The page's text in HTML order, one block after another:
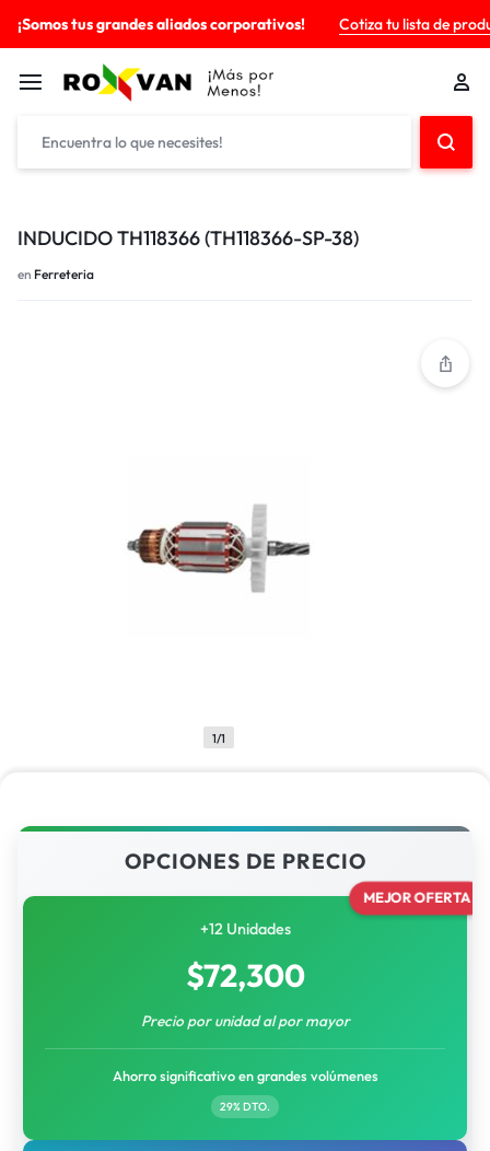
¡Somos tus grandes aliados corporativos! Cotiza tu lista de
INDUCIDO TH118366 (TH118366-SP-38)
en Ferreteria
1/1
OPCIONES DE PRECIO
MEJOR OFERTA
+12 Unidades
$72,300
Precio por unidad al por mayor
Ahorro significativo en grandes volúmenes
29% DTO.